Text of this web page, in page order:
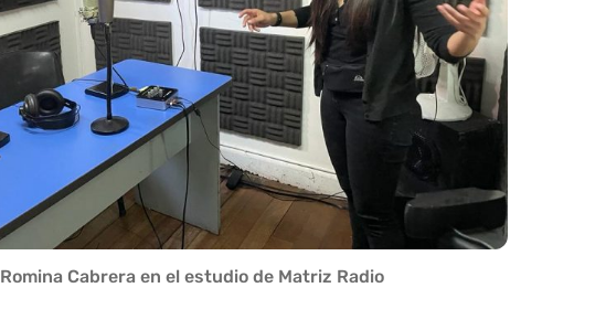
Romina Cabrera en el estudio de Matriz Radio